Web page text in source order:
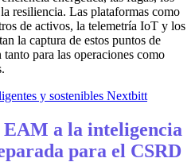
resiliencia. Las plataformas como
de activos, la telemetría IoT y los
la captura de estos puntos de
para las operaciones como
y sostenibles Nextbitt
a la inteligencia
para el CSRD